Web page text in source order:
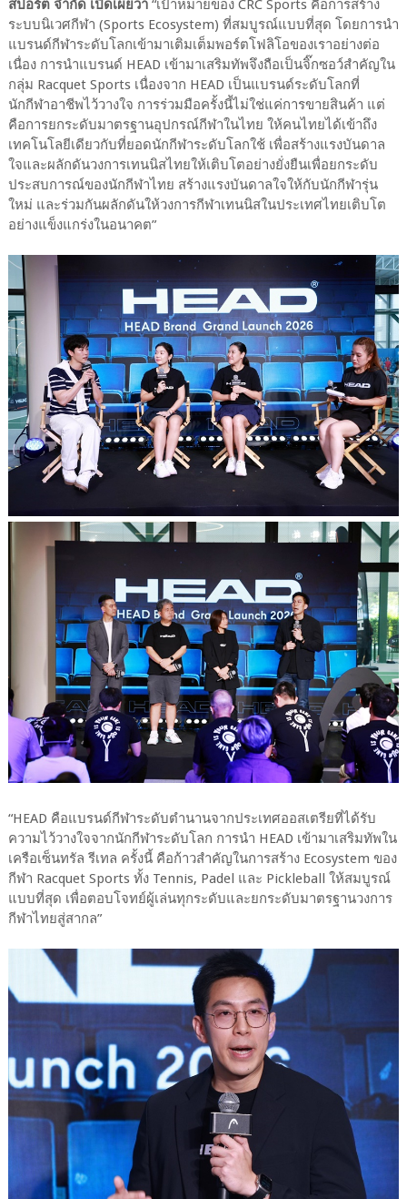
สปอร์ต จำกัด เปิดเผยว่า“เป้าหมายของ CRC Sports คือการสร้าง
ระบบนิเวศกีฬา (Sports Ecosystem) ที่สมบูรณ์แบบที่สุด โดยการนำ
แบรนด์กีฬาระดับโลกเข้ามาเติมเต็มพอร์ตโฟลิโอของเราอย่างต่อ
เนื่อง การนำแบรนด์ HEAD เข้ามาเสริมทัพจึงถือเป็นจิ๊กซอว์สำคัญใน
กลุ่ม Racquet Sports เนื่องจาก HEAD เป็นแบรนด์ระดับโลกที่
นักกีฬาอาชีพไว้วางใจ การร่วมมือครั้งนี้ไม่ใช่แค่การขายสินค้า แต่
คือการยกระดับมาตรฐานอุปกรณ์กีฬาในไทย ให้คนไทยได้เข้าถึง
เทคโนโลยีเดียวกับที่ยอดนักกีฬาระดับโลกใช้ เพื่อสร้างแรงบันดาล
ใจและผลักดันวงการเทนนิสไทยให้เติบโตอย่างยั่งยืนเพื่อยกระดับ
ประสบการณ์ของนักกีฬาไทย สร้างแรงบันดาลใจให้กับนักกีฬารุ่น
ใหม่ และร่วมกันผลักดันให้วงการกีฬาเทนนิสในประเทศไทยเติบโต
อย่างแข็งแกร่งในอนาคต”
“HEAD คือแบรนด์กีฬาระดับตำนานจากประเทศออสเตรียที่ได้รับ
ความไว้วางใจจากนักกีฬาระดับโลก การนำ HEAD เข้ามาเสริมทัพใน
เครือเซ็นทรัล รีเทล ครั้งนี้ คือก้าวสำคัญในการสร้าง Ecosystem ของ
กีฬา Racquet Sports ทั้ง Tennis, Padel และ Pickleball ให้สมบูรณ์
แบบที่สุด เพื่อตอบโจทย์ผู้เล่นทุกระดับและยกระดับมาตรฐานวงการ
กีฬาไทยสู่สากล”